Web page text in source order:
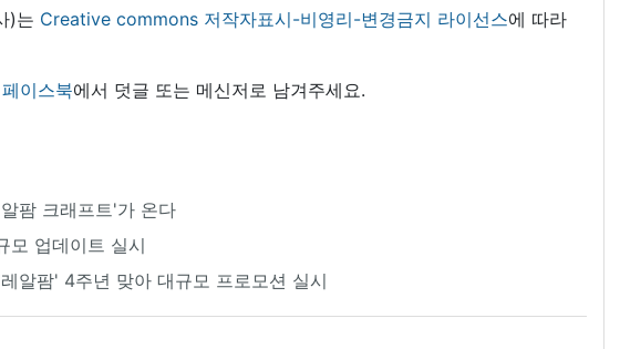
)는 Creative commons 저작자표시-비영리-변경금지 라이선스에 따라
이스북에서 덧글 또는 메신저로 남겨주세요.
팜 크래프트'가 온다
모 업데이트 실시
알팜' 4주년 맞아 대규모 프로모션 실시